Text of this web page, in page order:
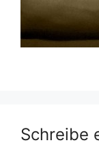
Schreibe